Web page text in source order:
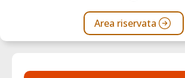
Area riservata